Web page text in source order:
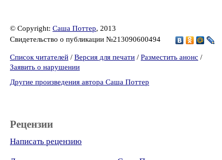
© Copyright: Саша Поттер, 2013
Свидетельство о публикации №213090600494
Список читателей / Версия для печати / Разместить анонс /
Заявить о нарушении
Другие произведения автора Саша Поттер
Рецензии
Написать рецензию